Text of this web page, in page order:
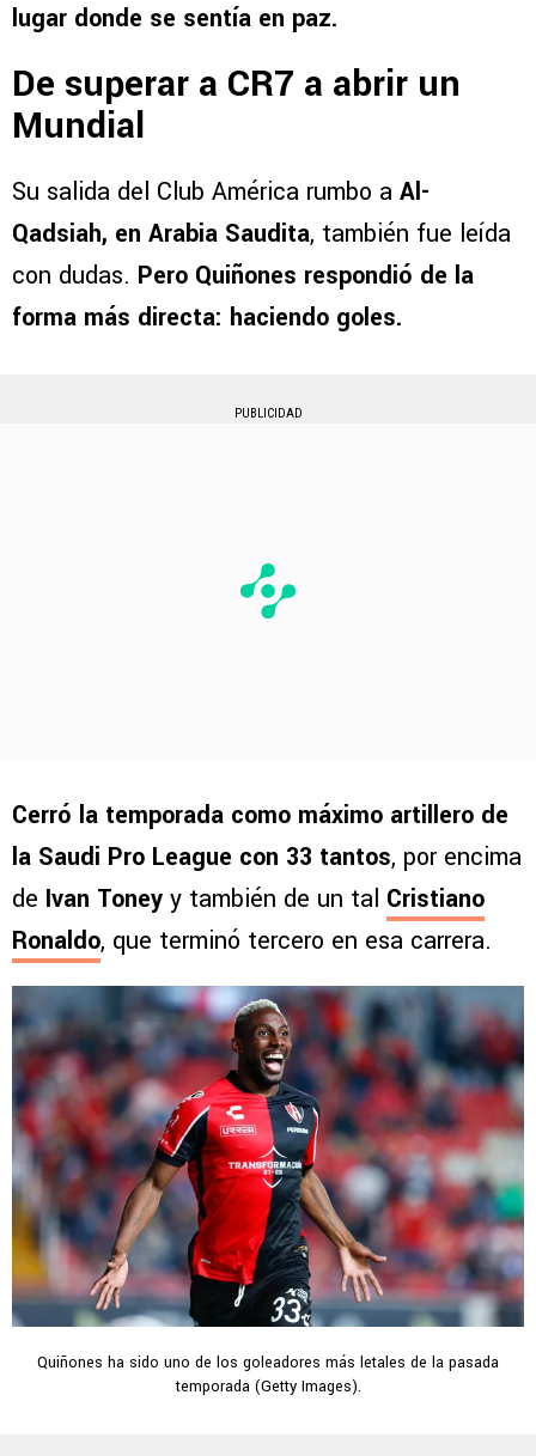
lugar donde se sentía en paz.
De superar a CR7 a abrir un
Mundial
Su salida del Club América rumbo a Al-
Qadsiah, en Arabia Saudita, también fue leída
con dudas. Pero Quiñones respondió de la
forma más directa: haciendo goles.
PUBLICIDAD
Cerró la temporada como máximo artillero de
la Saudi Pro League con 33 tantos, por encima
de Ivan Toney y también de un tal Cristiano
Ronaldo, que terminó tercero en esa carrera.
Quiñones ha sido uno de los goleadores más letales de la pasada
temporada (Getty Images).